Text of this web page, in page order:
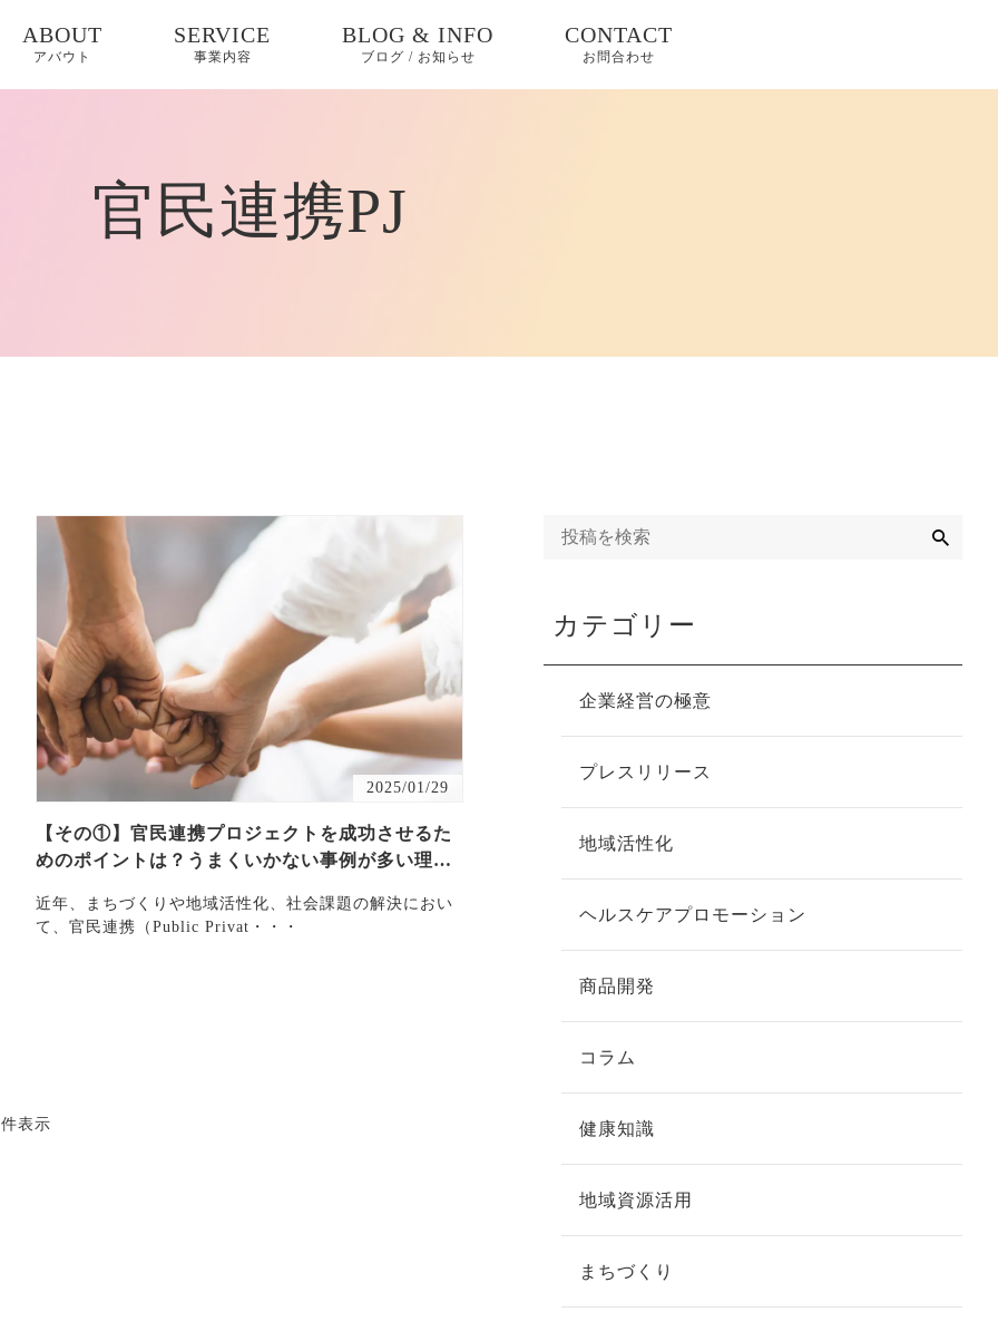
ABOUT
アバウト
SERVICE
事業内容
商品開発支援/地域資
源活用
講演/研修
う企業成長支援
BLOG & INFO
ブログ / お知らせ
官民連携PJ
CONTACT
お問合わせ
官民連携PJ
2025/01/29
【その①】官民連携プロジェクトを成功させるた
めのポイントは？うまくいかない事例が多い理由
近年、まちづくりや地域活性化、社会課題の解決におい
て、官民連携（Public Privat・・・
表示
カテゴリー
企業経営の極意
プレスリリース
地域活性化
ヘルスケアプロモーション
商品開発
コラム
健康知識
地域資源活用
まちづくり